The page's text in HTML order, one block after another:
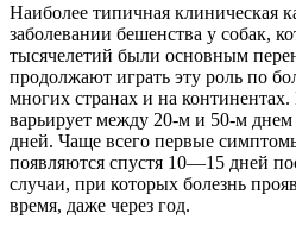
Наиболее типичная клиническая
заболевании бешенства у собак,
тысячелетий были основным
продолжают играть эту роль по
многих странах и на
варьирует между 20-м и 50-м днем
дней. Чаще всего первые
появляются спустя 10—15 дней
случаи, при которых болезнь
время, даже через год.